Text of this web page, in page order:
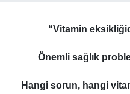
“Vitamin
Önemli sağlık
Hangi sorun, hangi